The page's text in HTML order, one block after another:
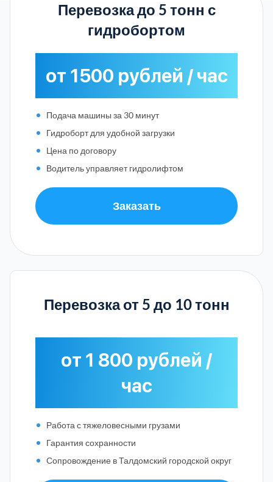
Перевозка до 5 тонн с
гидробортом
от 1500 рублей / час
Подача машины за 30 минут
Гидроборт для удобной загрузки
Цена по договору
Водитель управляет гидролифтом
Заказать
Перевозка от 5 до 10 тонн
от 1 800 рублей /
час
Работа с тяжеловесными грузами
Гарантия сохранности
Сопровождение в Талдомский городской округ